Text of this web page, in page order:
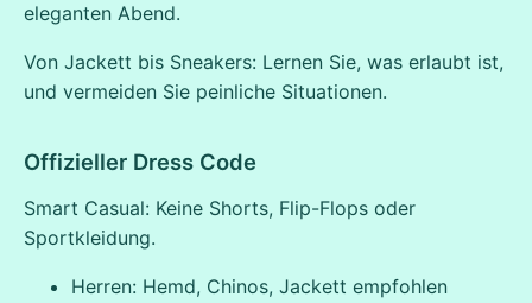
eleganten Abend.
Von Jackett bis Sneakers: Lernen Sie, was erlaubt ist,
und vermeiden Sie peinliche Situationen.
Offizieller Dress Code
Smart Casual: Keine Shorts, Flip-Flops oder
Sportkleidung.
Herren: Hemd, Chinos, Jackett empfohlen